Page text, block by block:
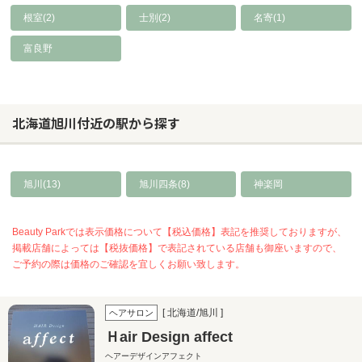
根室(2) 士別(2) 名寄(1)
富良野
北海道旭川付近の駅から探す
旭川(13) 旭川四条(8) 神楽岡
Beauty Parkでは表示価格について【税込価格】表記を推奨しておりますが、
掲載店舗によっては【税抜価格】で表記されている店舗も御座いますので、
ご予約の際は価格のご確認を宜しくお願い致します。
ヘアサロン [ 北海道/旭川 ]
Ｈair Design affect
ヘアーデザインアフェクト